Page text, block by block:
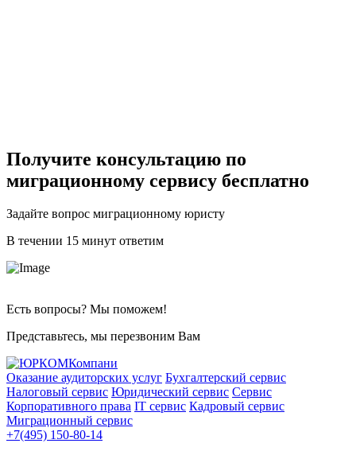
Получите консультацию по
миграционному сервису бесплатно
Задайте вопрос миграционному юристу
В течении 15 минут ответим
Есть вопросы? Мы поможем!
Представьтесь, мы перезвоним Вам
Оказание аудиторских услуг Бухгалтерский сервис
Налоговый сервис Юридический сервис Сервис
Корпоративного права IT сервис Кадровый сервис
Миграционный сервис
+7(495) 150-80-14